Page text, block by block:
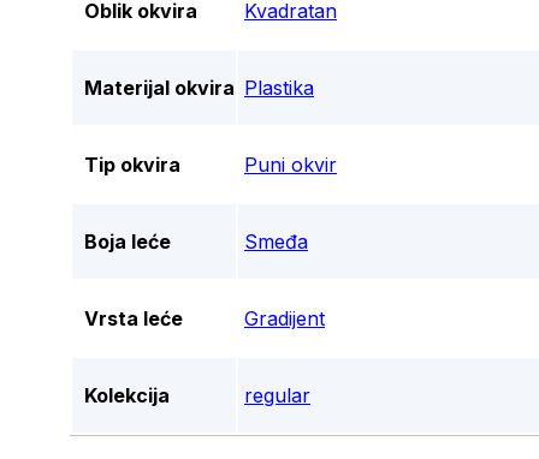
Oblik okvira Kvadratan
Materijal okvira Plastika
Tip okvira Puni okvir
Boja leće Smeđa
Vrsta leće Gradijent
Kolekcija regular